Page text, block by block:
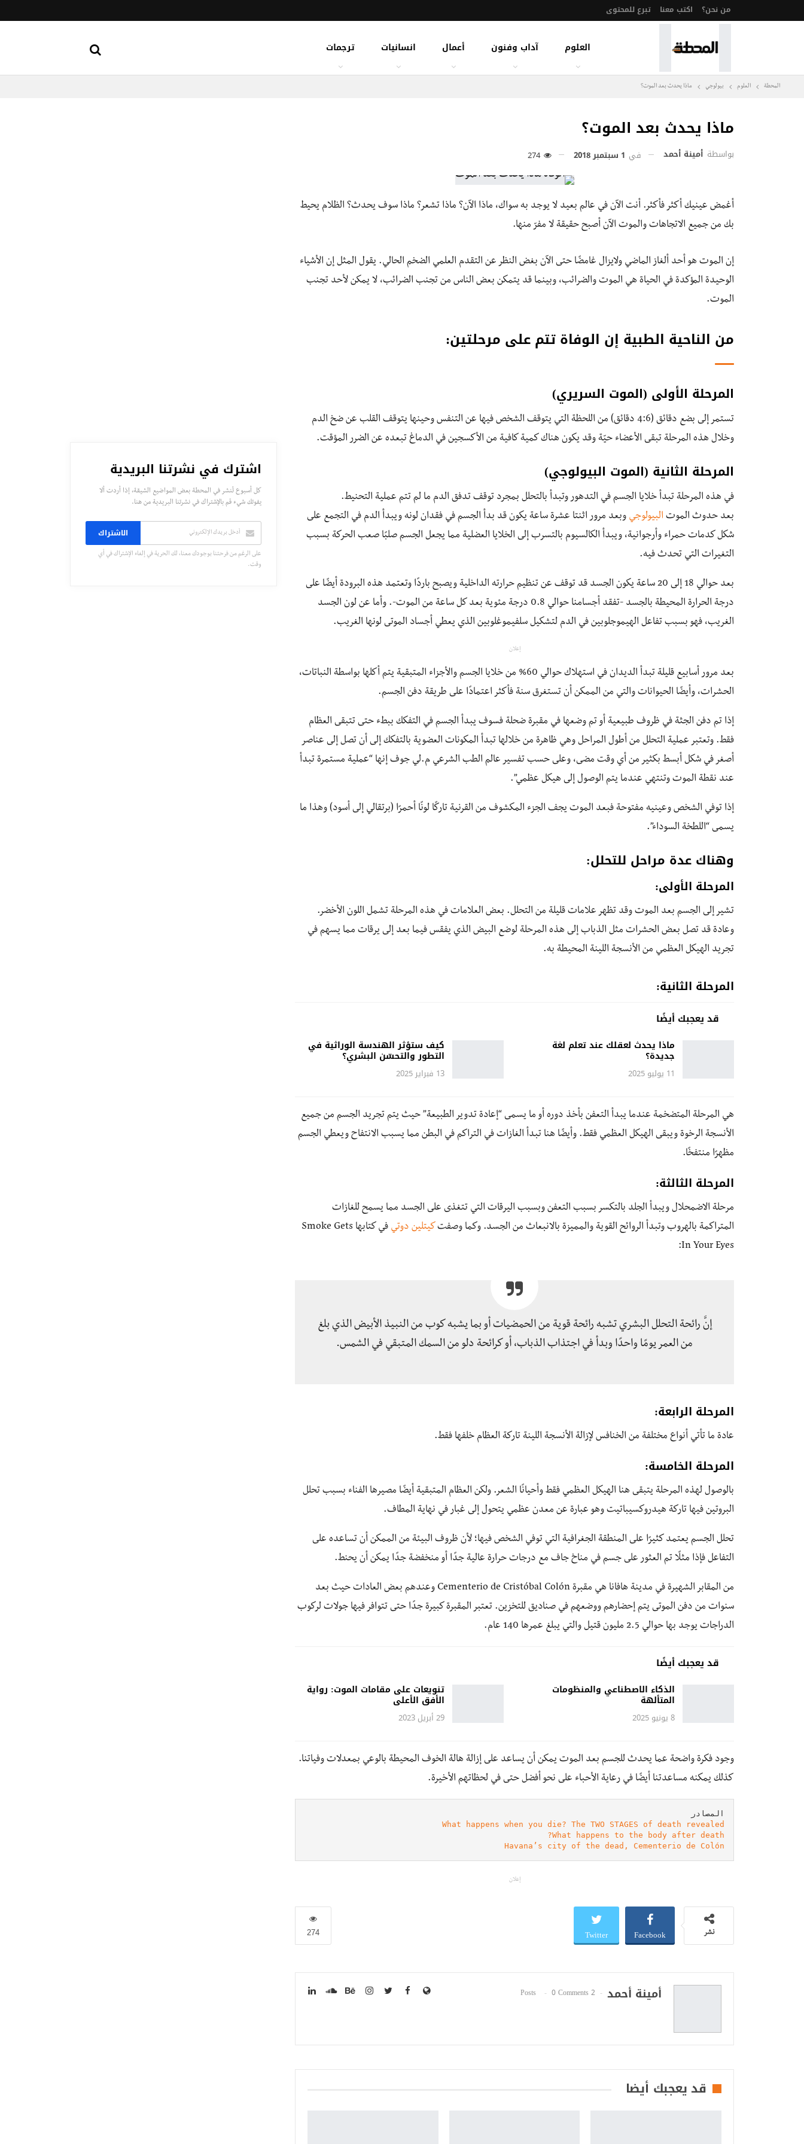
من نحن؟ اكتب معنا تبرع للمحتوى
العلوم آداب وفنون أعمال انسانيات ترجمات
المحطة العلوم بيولوجي ماذا يحدث بعد الموت؟
ماذا يحدث بعد الموت؟
بواسطة أمينة أحمد في 1 سبتمبر 2018 274
أغمض عينيك أكثر فأكثر. أنت الآن في عالم بعيد لا يوجد به سواك، ماذا الآن؟ ماذا تشعر؟ ماذا سوف يحدث؟ الظلام يحيط
بك من جميع الاتجاهات والموت الآن أصبح حقيقة لا مفرّ منها.
إن الموت هو أحد ألغاز الماضي ولايزال غامضًا حتى الآن بغض النظر عن التقدم العلمي الضخم الحالي. يقول المثل إن الأشياء
الوحيدة المؤكدة في الحياة هي الموت والضرائب، وبينما قد يتمكن بعض الناس من تجنب الضرائب، لا يمكن لأحد تجنب
الموت.
من الناحية الطبية إن الوفاة تتم على مرحلتين:
المرحلة الأولى (الموت السريري)
تستمر إلى بضع دقائق (4:6 دقائق) من اللحظة التي يتوقف الشخص فيها عن التنفس وحينها يتوقف القلب عن ضخ الدم
وخلال هذه المرحلة تبقى الأعضاء حيّة وقد يكون هناك كمية كافية من الأكسجين في الدماغ تبعده عن الضرر المؤقت.
المرحلة الثانية (الموت البيولوجي)
في هذه المرحلة تبدأ خلايا الجسم في التدهور وتبدأ بالتحلل بمجرد توقف تدفق الدم ما لم تتم عملية التحنيط.
بعد حدوث الموت البيولوجي وبعد مرور اثنتا عشرة ساعة يكون قد بدأ الجسم في فقدان لونه ويبدأ الدم في التجمع على
شكل كدمات حمراء وأرجوانية، ويبدأ الكالسيوم بالتسرب إلى الخلايا العضلية مما يجعل الجسم صلبًا صعب الحركة بسبب
التغيرات التي تحدث فيه.
بعد حوالي 18 إلى 20 ساعة يكون الجسد قد توقف عن تنظيم حرارته الداخلية ويصبح باردًا وتعتمد هذه البرودة أيضًا على
درجة الحرارة المحيطة بالجسد -تفقد أجسامنا حوالي 0.8 درجة مئوية بعد كل ساعة من الموت-. وأما عن لون الجسد
الغريب، فهو بسبب تفاعل الهيموجلوبين في الدم لتشكيل سلفيموغلوبين الذي يعطي أجساد الموتى لونها الغريب.
إعلان
بعد مرور أسابيع قليلة تبدأ الديدان في استهلاك حوالي 60% من خلايا الجسم والأجزاء المتبقية يتم أكلها بواسطة النباتات،
الحشرات، وأيضًا الحيوانات والتي من الممكن أن تستغرق سنة فأكثر اعتمادًا على طريقة دفن الجسم.
إذا تم دفن الجثة في ظروف طبيعية أو تم وضعها في مقبرة ضحلة فسوف يبدأ الجسم في التفكك ببطء حتى تتبقى العظام
فقط. وتعتبر عملية التحلل من أطول المراحل وهي ظاهرة من خلالها تبدأ المكونات العضوية بالتفكك إلى أن تصل إلى عناصر
أصغر في شكل أبسط بكثير من أي وقت مضى، وعلى حسب تفسير عالم الطب الشرعي م.لي جوف إنها “عملية مستمرة تبدأ
عند نقطة الموت وتنتهي عندما يتم الوصول إلى هيكل عظمي”.
إذا توفي الشخص وعينيه مفتوحة فبعد الموت يجف الجزء المكشوف من القرنية تاركًا لونًا أحمرًا (برتقالي إلى أسود) وهذا ما
يسمى “اللطخة السوداء”.
وهناك عدة مراحل للتحلل:
المرحلة الأولى:
تشير إلى الجسم بعد الموت وقد تظهر علامات قليلة من التحلل. بعض العلامات في هذه المرحلة تشمل اللون الأخضر.
وعادة قد تصل بعض الحشرات مثل الذباب إلى هذه المرحلة لوضع البيض الذي يفقس فيما بعد إلى يرقات مما يسهم في
تجريد الهيكل العظمي من الأنسجة اللينة المحيطة به.
المرحلة الثانية:
قد يعجبك أيضًا
ماذا يحدث لعقلك عند تعلم لغة
جديدة؟
11 يوليو 2025
كيف ستؤثر الهندسة الوراثية في
التطور والتحسّن البشري؟
13 فبراير 2025
هي المرحلة المتضخمة عندما يبدأ التعفن بأخذ دوره أو ما يسمى “إعادة تدوير الطبيعة” حيث يتم تجريد الجسم من جميع
الأنسجة الرخوة ويبقى الهيكل العظمي فقط. وأيضًا هنا تبدأ الغازات في التراكم في البطن مما يسبب الانتفاح ويعطي الجسم
مظهرًا منتفخًا.
المرحلة الثالثة:
مرحلة الاضمحلال ويبدأ الجلد بالتكسر بسبب التعفن وبسبب اليرقات التي تتغذى على الجسد مما يسمح للغازات
المتراكمة بالهروب وتبدأ الروائح القوية والمميزة بالانبعاث من الجسد. وكما وصفت كيتلين دوتي
في كتابها Smoke Gets
In Your Eyes:
إنَّ رائحة التحلل البشري تشبه رائحة قوية من الحمضيات أو بما يشبه كوب من النبيذ الأبيض الذي بلغ
من العمر يومًا واحدًا وبدأ في اجتذاب الذباب، أو كرائحة دلو من السمك المتبقي في الشمس.
المرحلة الرابعة:
عادة ما تأتي أنواع مختلفة من الخنافس لإزالة الأنسجة اللينة تاركة العظام خلفها فقط.
المرحلة الخامسة:
بالوصول لهذه المرحلة يتبقى هنا الهيكل العظمي فقط وأحيانًا الشعر. ولكن العظام المتبقية أيضًا مصيرها الفناء بسبب تحلل
البروتين فيها تاركة هيدروكسيباتيت وهو عبارة عن معدن عظمي يتحول إلى غبار في نهاية المطاف.
تحلل الجسم يعتمد كثيرًا على المنطقة الجغرافية التي توفي الشخص فيها؛ لأن ظروف البيئة من الممكن أن تساعده على
التفاعل فإذا مثلًا تم العثور على جسم في مناخ جاف مع درجات حرارة عالية جدًا أو منخفضة جدًا يمكن أن يحنط.
من المقابر الشهيرة في مدينة هافانا هي مقبرة Cementerio de Cristóbal Colón وعندهم بعض العادات حيث بعد
سنوات من دفن الموتى يتم إحضارهم ووضعهم في صناديق للتخزين. تعتبر المقبرة كبيرة جدًا حتى تتوافر فيها جولات لركوب
الدراجات يوجد بها حوالي 2.5 مليون قتيل والتي يبلغ عمرها 140 عام.
قد يعجبك أيضًا
الذكاء الاصطناعي والمنظومات
المتألهة
8 يونيو 2025
تنويعات على مقامات الموت: رواية
الأفق الأعلى
29 أبريل 2023
وجود فكرة واضحة عما يحدث للجسم بعد الموت يمكن أن يساعد على إزالة هالة الخوف المحيطة بالوعي بمعدلات وفياتنا.
كذلك يمكنه مساعدتنا أيضًا في رعاية الأحباء على نحو أفضل حتى في لحظاتهم الأخيرة.
المصادر
What happens when you die? The TWO STAGES of death revealed
What happens to the body after death?
Havana’s city of the dead, Cementerio de Colón
إعلان
274 نشر Facebook
Twitter
أمينة أحمد 2 Posts
0 Comments
قد يعجبك أيضا
اشترك في نشرتنا البريدية
كل أسبوع تُنشر في المحطة بعض المواضيع الشيقة، إذا أردت ألا
يفوتك شيء قم بالإشتراك في نشرتنا البريدية من هنا.
الاشتراك
على الرغم من فرحتنا بوجودك معنا، لك الحرية في إلغاء الإشتراك في أي
وقت.